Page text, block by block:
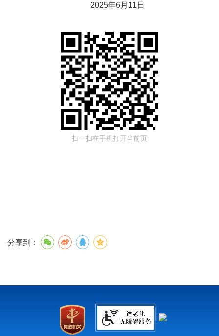
2025年6月 11 日
扫一扫在手机打开当前页
分享到：